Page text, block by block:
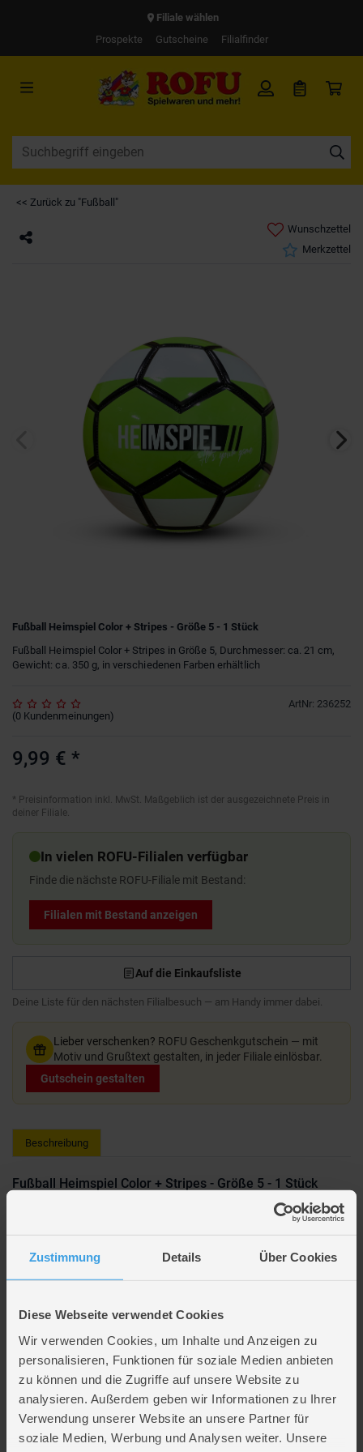
Zustimmung Details Über Cookies
Diese Webseite verwendet Cookies
Wir verwenden Cookies, um Inhalte und Anzeigen zu
personalisieren, Funktionen für soziale Medien anbieten
zu können und die Zugriffe auf unsere Website zu
analysieren. Außerdem geben wir Informationen zu Ihrer
Verwendung unserer Website an unsere Partner für
soziale Medien, Werbung und Analysen weiter. Unsere
Filiale wählen
Prospekte
Gutscheine Filialfinder
<< Zurück zu "Fußball"
Wunschzettel
Merkzettel
Fußball Heimspiel Color + Stripes - Größe 5 - 1 Stück
Fußball Heimspiel Color + Stripes in Größe 5, Durchmesser: ca. 21 cm,
Gewicht: ca. 350 g, in verschiedenen Farben erhältlich
ArtNr: 236252
(0 Kundenmeinungen)
9,99 € *
* Preisinformation inkl. MwSt. Maßgeblich ist der ausgezeichnete Preis in
deiner Filiale.
In vielen ROFU-Filialen verfügbar
Finde die nächste ROFU-Filiale mit Bestand:
Filialen mit Bestand anzeigen
Auf die Einkaufsliste
Deine Liste für den nächsten Filialbesuch — am Handy immer dabei.
Lieber verschenken? ROFU Geschenkgutschein — mit
Motiv und Grußtext gestalten, in jeder Filiale einlösbar.
Gutschein gestalten
Beschreibung
Fußball Heimspiel Color + Stripes - Größe 5 - 1 Stück
Farbe: grün, blau, gelb, rot, orange oder pink
Größe: 5
Gewicht: ca. 350 g
Artikelmerkmale